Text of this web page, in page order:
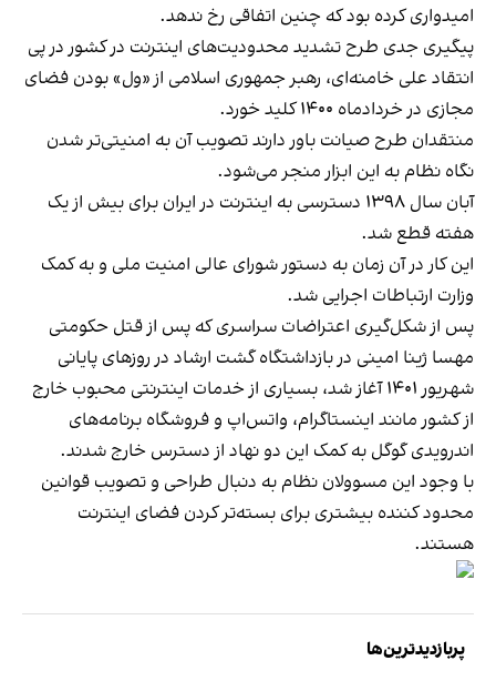
امیدواری کرده بود که چنین اتفاقی رخ ندهد.
پیگیری جدی طرح تشدید محدودیت‌های اینترنت در کشور در پی
انتقاد علی خامنه‌ای، رهبر جمهوری اسلامی از «ول» بودن فضای
مجازی در خردادماه ۱۴۰۰ کلید خورد.
منتقدان طرح صیانت باور دارند تصویب آن به امنیتی‌تر شدن
نگاه نظام به این ابزار منجر می‌شود.
آبان سال ۱۳۹۸ دسترسی به اینترنت در ایران برای بیش از یک
هفته قطع شد.
این کار در آن زمان به دستور شورای عالی امنیت ملی و به کمک
وزارت ارتباطات اجرایی شد.
پس از شکل‌گیری اعتراضات سراسری که پس از قتل حکومتی
مهسا ژینا امینی در بازداشتگاه گشت ارشاد در روزهای پایانی
شهریور ۱۴۰۱ آغاز شد، بسیاری از خدمات اینترنتی محبوب خارج
از کشور مانند اینستاگرام، واتس‌اپ و فروشگاه برنامه‌های
اندرویدی گوگل به کمک این دو نهاد از دسترس خارج شدند.
با وجود این مسوولان نظام به دنبال طراحی و تصویب قوانین
محدود کننده بیشتری برای بسته‌تر کردن فضای اینترنت
هستند.
پربازدیدترین‌ها